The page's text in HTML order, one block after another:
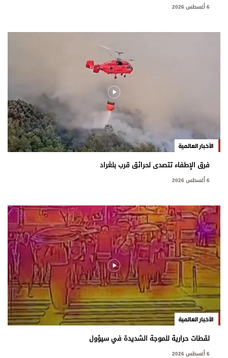
6 أغسطس 2026
الأخبار العالمية
فرق الإطفاء تتصدى لحرائق قرب بلغراد
6 أغسطس 2026
الأخبار العالمية
لقطات حرارية للموجة الشديدة في سيؤول
6 أغسطس 2026